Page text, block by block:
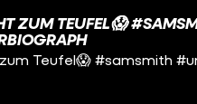
ZUM TEUFEL😱
Teufel😱 #samsmith